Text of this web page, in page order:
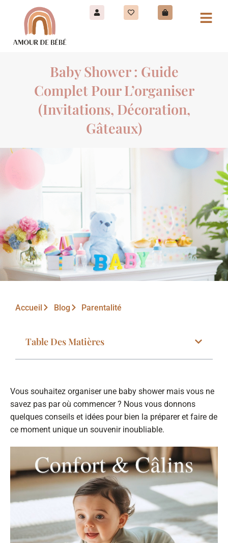
Baby Shower : Guide
Complet Pour L’organiser
(invitations, Décoration,
Gâteaux)
Accueil Blog Parentalité
Table Des Matières
Vous souhaitez organiser une baby shower mais vous ne
savez pas par où commencer ? Nous vous donnons
quelques conseils et idées pour bien la préparer et faire de
ce moment unique un souvenir inoubliable.